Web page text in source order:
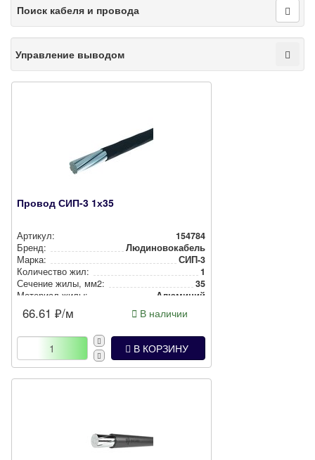
Поиск кабеля и провода
Управление выводом
Провод СИП-3 1х35
Артикул:
154784
Бренд:
Людиновокабель
Марка:
СИП-3
Количество жил:
1
Сечение жилы, мм2:
35
Материал жилы:
Алюминий
66.61 ₽/м В наличии
В КОРЗИНУ